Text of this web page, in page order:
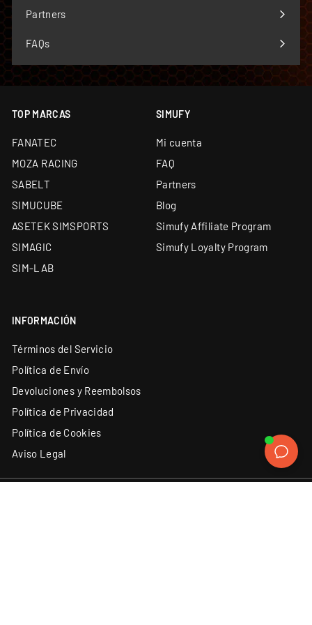
menú
Partners
FAQs
TOP MARCAS
FANATEC
MOZA RACING
SABELT
SIMUCUBE
ASETEK SIMSPORTS
SIMAGIC
SIM-LAB
SIMUFY
Mi cuenta
FAQ
Partners
Blog
Simufy Affiliate Program
Simufy Loyalty Program
INFORMACIÓN
Términos del Servicio
Política de Envío
Devoluciones y Reembolsos
Política de Privacidad
Política de Cookies
Aviso Legal